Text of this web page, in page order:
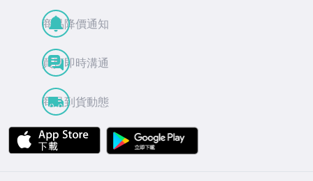
商品降價通知
買賣即時溝通
商品到貨動態
APP Store